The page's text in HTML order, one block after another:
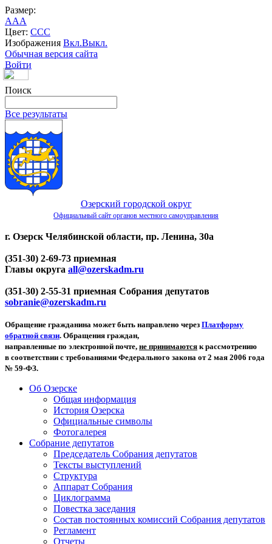
Размер:
AAA
Цвет: CCC
Изображения Вкл.Выкл.
Обычная версия сайта
Войти
Поиск
Все результаты
Озерский городской округ
Официальный сайт органов местного самоуправления
г. Озерск Челябинской области, пр. Ленина, 30а
(351-30) 2-69-73 приемная
Главы округа all@ozerskadm.ru
(351-30) 2-55-31 приемная Собрания депутатов
sobranie@ozerskadm.ru
Обращение гражданина может быть направлено через Платформу
обратной связи. Обращения граждан,
направленные по электронной почте, не принимаются к рассмотрению
в соответствии с требованиями Федерального закона от 2 мая 2006 года
№ 59-ФЗ.
Об Озерске
Общая информация
История Озерска
Официальные символы
Фотогалерея
Собрание депутатов
Председатель Собрания депутатов
Тексты выступлений
Структура
Аппарат Собрания
Циклограмма
Повестка заседания
Состав постоянных комиссий Собрания депутатов
Регламент
Отчеты